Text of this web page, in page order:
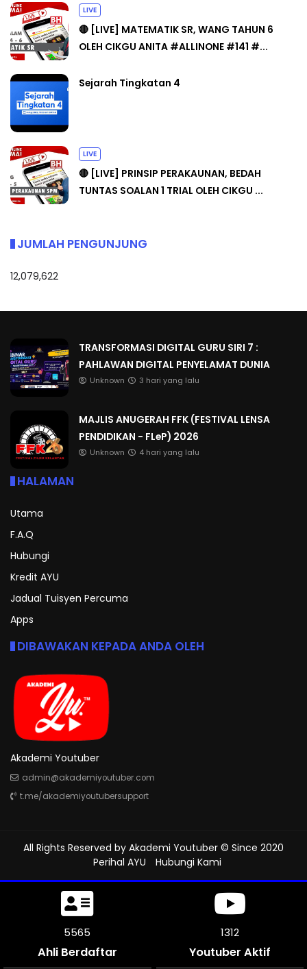
LIVE
🔴 [LIVE] MATEMATIK SR, WANG TAHUN 6
OLEH CIKGU ANITA #ALLINONE #141 #...
Sejarah Tingkatan 4
LIVE
🔴 [LIVE] PRINSIP PERAKAUNAN, BEDAH
TUNTAS SOALAN 1 TRIAL OLEH CIKGU ...
JUMLAH PENGUNJUNG
12,079,622
TRANSFORMASI DIGITAL GURU SIRI 7 :
PAHLAWAN DIGITAL PENYELAMAT DUNIA
Unknown 3 hari yang lalu
MAJLIS ANUGERAH FFK (FESTIVAL LENSA
PENDIDIKAN - FLeP) 2026
Unknown 4 hari yang lalu
HALAMAN
Utama
F.A.Q
Hubungi
Kredit AYU
Jadual Tuisyen Percuma
Apps
DIBAWAKAN KEPADA ANDA OLEH
Akademi Youtuber
admin@akademiyoutuber.com
t.me/akademiyoutubersupport
All Rights Reserved by Akademi Youtuber © Since 2020
Perihal AYU
Hubungi Kami
6039
Ahli Berdaftar
1312
Youtuber Aktif